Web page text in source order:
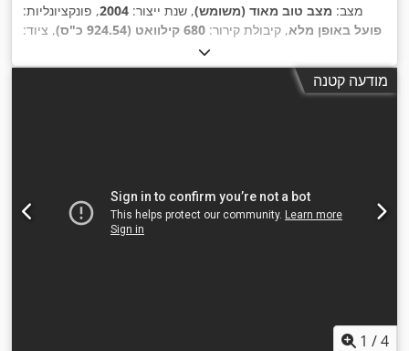
מצב: מצב טוב מאוד (משומש), שנת ייצור: 2004, פונקציונליות:
פועל באופן מלא, קיבולת קירור: 680 קילוואט (924.54 כ"ס)
, ציוד:
מודעה קטנה
1 /4